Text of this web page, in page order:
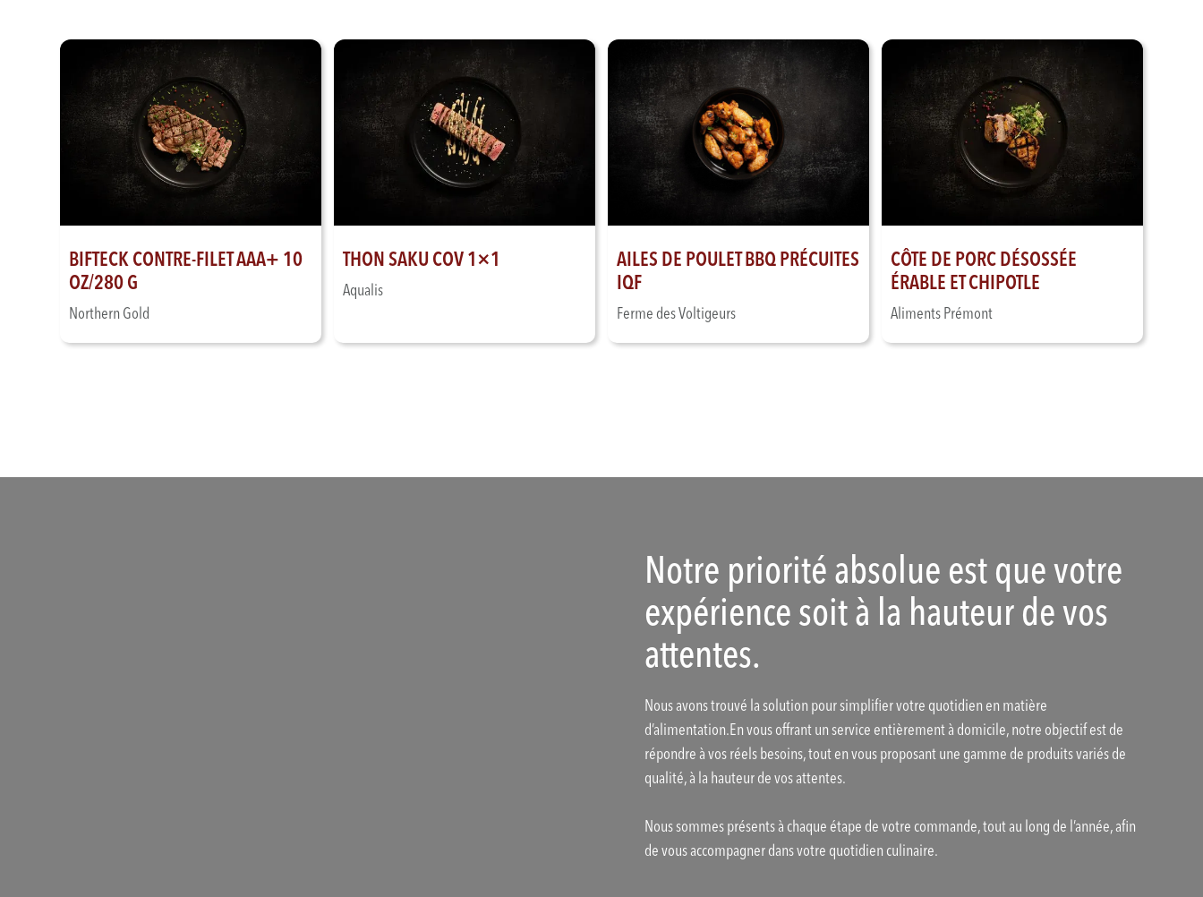
BIFTECK CONTRE-FILET AAA+ 10
OZ/280 G
Northern Gold
THON SAKU COV 1×1
Aqualis
AILES DE POULET BBQ PRÉCUITES
IQF
Ferme des Voltigeurs
CÔTE DE PORC DÉSOSSÉE
ÉRABLE ET CHIPOTLE
Aliments Prémont
Notre priorité absolue est que votre
expérience soit à la hauteur de vos
attentes.
Nous avons trouvé la solution pour simplifier votre quotidien en matière
d’alimentation.En vous offrant un service entièrement à domicile, notre objectif est de
répondre à vos réels besoins, tout en vous proposant une gamme de produits variés de
qualité, à la hauteur de vos attentes.
Nous sommes présents à chaque étape de votre commande, tout au long de l’année, afin
de vous accompagner dans votre quotidien culinaire.